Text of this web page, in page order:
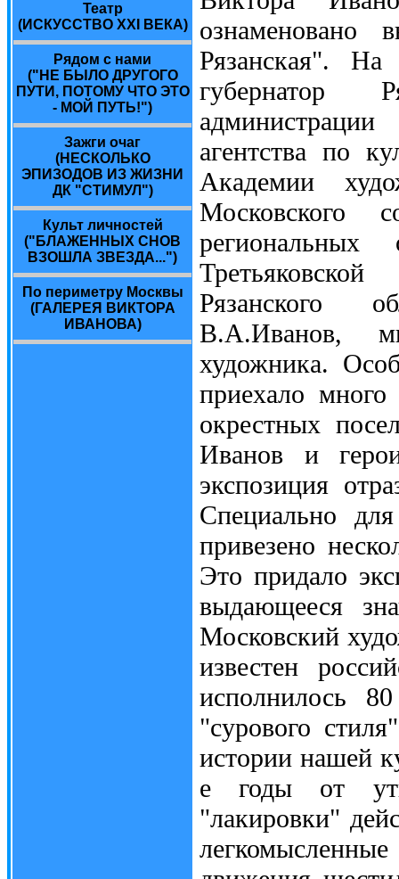
Театр
(ИСКУССТВО ХХI ВЕКА)
Рядом с нами
("НЕ БЫЛО ДРУГОГО
ПУТИ, ПОТОМУ ЧТО ЭТО
- МОЙ ПУТЬ!")
Зажги очаг
(НЕСКОЛЬКО
ЭПИЗОДОВ ИЗ ЖИЗНИ
ДК "СТИМУЛ")
Культ личностей
("БЛАЖЕННЫХ СНОВ
ВЗОШЛА ЗВЕЗДА...")
По периметру Москвы
(ГАЛЕРЕЯ ВИКТОРА
ИВАНОВА)
ознаменовано
Рязанская". На
губернатор
агентства по
Академии
Московского
региональных
Рязанского
В.А.Иванов,
художника.
приехало
окрестных
Иванов и
экспозиция
Специально
привезено
Это придало
выдающееся
Московский
известен
исполнилось
"сурового
истории нашей
е годы от
"лакировки"